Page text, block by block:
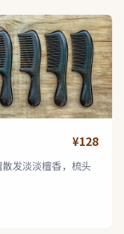
¥128
发淡淡檀香，梳头